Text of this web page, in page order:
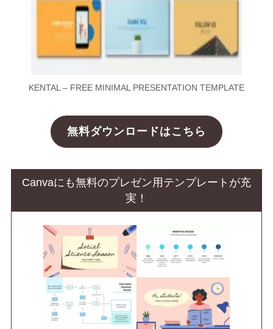
KENTAL – FREE MINIMAL PRESENTATION TEMPLATE
無料ダウンロードはこちら
Canvaにも無料のプレゼン用テンプレートが充
実！